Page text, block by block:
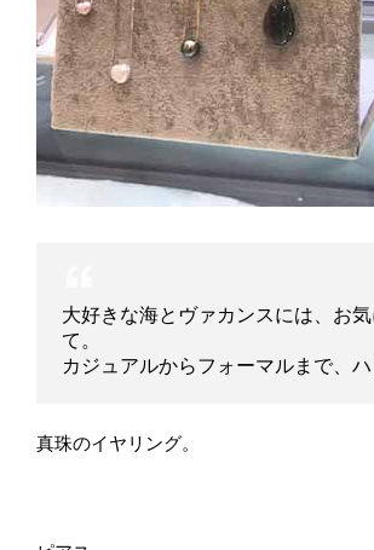
大好きな海とヴァカンスには、お
て。
カジュアルからフォーマルまで、
真珠のイヤリング。